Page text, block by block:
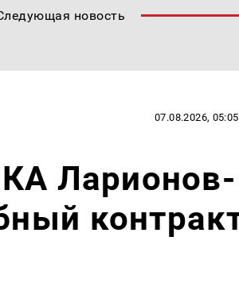
новость
07.08.2026, 05:05
Ларионов-